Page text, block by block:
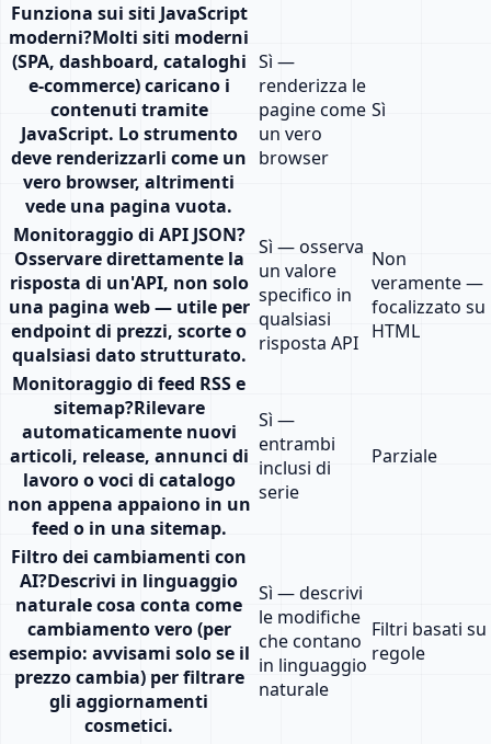
Funziona sui siti JavaScript
moderni?Molti siti moderni
(SPA, dashboard, cataloghi
e-commerce) caricano i
contenuti tramite
JavaScript. Lo strumento
deve renderizzarli come un
vero browser, altrimenti
vede una pagina vuota.
Sì —
renderizza le
pagine come
un vero
browser
Sì
Monitoraggio di API JSON?
Osservare direttamente la
risposta di un'API, non solo
una pagina web — utile per
endpoint di prezzi, scorte o
qualsiasi dato strutturato.
Sì — osserva
un valore
specifico in
qualsiasi
risposta API
Non
veramente —
focalizzato su
HTML
Monitoraggio di feed RSS e
sitemap?Rilevare
automaticamente nuovi
articoli, release, annunci di
lavoro o voci di catalogo
non appena appaiono in un
feed o in una sitemap.
Sì —
entrambi
inclusi di
serie
Parziale
Filtro dei cambiamenti con
AI?Descrivi in linguaggio
naturale cosa conta come
cambiamento vero (per
esempio: avvisami solo se il
prezzo cambia) per filtrare
gli aggiornamenti
cosmetici.
Sì — descrivi
le modifiche
che contano
in linguaggio
naturale
Filtri basati su
regole